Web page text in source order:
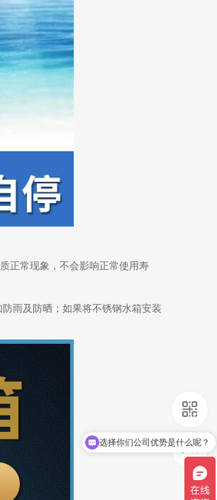
正常现象，不会影响正常使用寿
雨及防晒；如果将不锈钢水箱安装
现在有优惠活动吗